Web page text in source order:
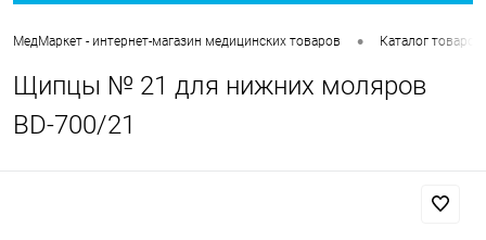
МедМаркет - интернет-магазин медицинских товаров • Каталог товаров
Щипцы № 21 для нижних моляров
BD-700/21